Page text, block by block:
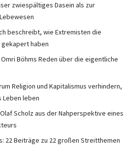
zwiespältiges Dasein als zur
beschreibt, wie Extremisten die
haben
Böhms Reden über die eigentliche
Religion und Kapitalismus verhindern,
Leben leben
Scholz aus der Nahperspektive eines
22 Beiträge zu 22 großen Streitthemen